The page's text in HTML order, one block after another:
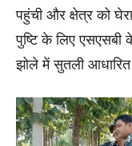
पहुंची और क्षेत्र को
पुष्टि के लिए एसएसबी
झोले में सुतली आधारित